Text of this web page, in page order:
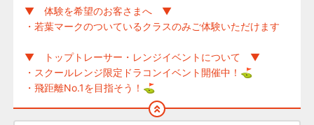
▼ 体験を希望のお客さまへ ▼
・若葉マークのついているクラスのみご体験いただけます
▼ トップトレーサー・レンジイベントについて ▼
・スクールレンジ限定ドラコンイベント開催中！⛳
・飛距離No.1を目指そう！⛳